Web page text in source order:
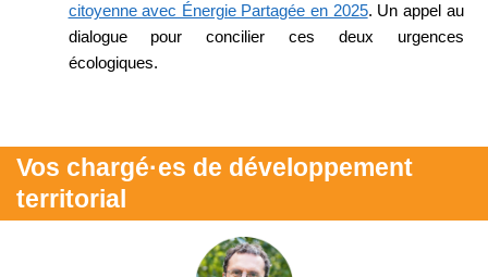
citoyenne avec Énergie Partagée en 2025. Un appel au
dialogue pour concilier ces deux urgences
écologiques.
Vos chargé·es de développement
territorial